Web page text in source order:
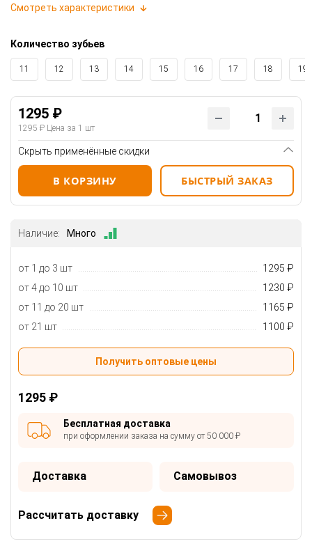
Смотреть характеристики
Количество зубьев
11 12 13 14 15 16 17 18 19
1295 ₽
1295 ₽ Цена за 1 шт
Скрыть применённые скидки
В КОРЗИНУ БЫСТРЫЙ ЗАКАЗ
Наличие: Много
от 1 до 3 шт
1295 ₽
от 4 до 10 шт
1230 ₽
от 11 до 20 шт
1165 ₽
от 21 шт
1100 ₽
Получить оптовые цены
1295 ₽
Бесплатная доставка
при оформлении заказа на сумму от 50 000 ₽
Доставка Самовывоз
Рассчитать доставку